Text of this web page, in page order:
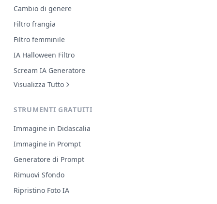
Cambio di genere
Filtro frangia
Filtro femminile
IA Halloween Filtro
Scream IA Generatore
Visualizza Tutto
STRUMENTI GRATUITI
Immagine in Didascalia
Immagine in Prompt
Generatore di Prompt
Rimuovi Sfondo
Ripristino Foto IA